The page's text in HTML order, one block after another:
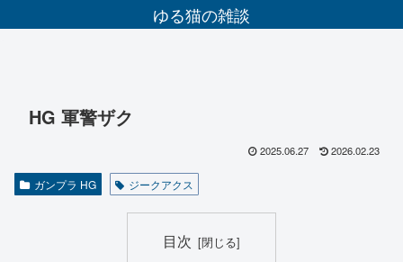
ゆる猫の雑談
HG 軍警ザク
2025.06.27 2026.02.23
ガンプラ HG ジークアクス
目次